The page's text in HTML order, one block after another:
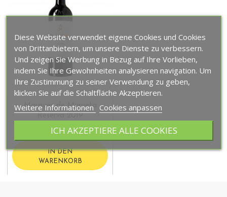
Marqués de Murrieta
26,50 €
IN DEN
WARENKORB
Diese Website verwendet eigene Cookies und Cookies
von Drittanbietern, um unsere Dienste zu verbessern.
Und zeigen Sie Werbung in Bezug auf Ihre Vorlieben,
indem Sie Ihre Gewohnheiten analysieren navigation. Um
Ihre Zustimmung zu seiner Verwendung zu geben,
klicken Sie auf die Schaltfläche Akzeptieren.
Weitere Informationen
Cookies anpassen
ICH AKZEPTIERE ALLE COOKIES